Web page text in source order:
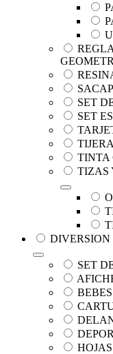
SET
SET
TINTA
TIZAS
DIVERSION
SET
BEBES